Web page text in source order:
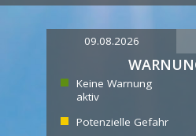
09.08.2026
Keine Warnung
aktiv
Potenzielle Gefahr